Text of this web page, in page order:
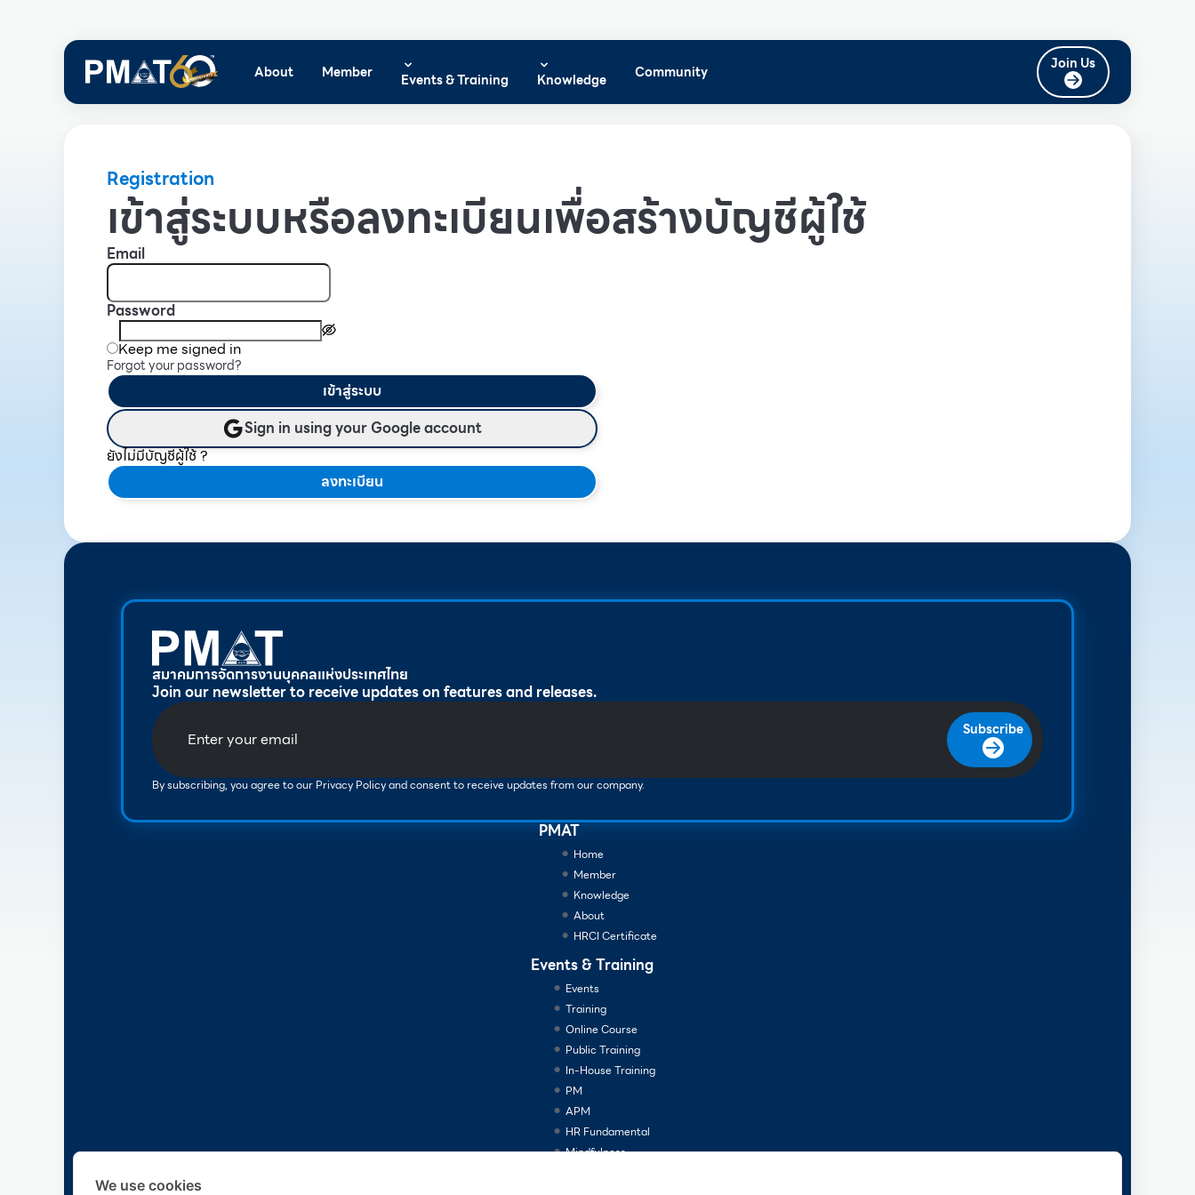
About Member Events & Training Knowledge Community Join Us
Registration
เข้าสู่ระบบหรือลงทะเบียนเพื่อสร้างบัญชีผู้ใช้
Email
Password
Keep me signed in
Forgot your password?
เข้าสู่ระบบ
Sign in using your Google account
ยังไม่มีบัญชีผู้ใช้ ?
ลงทะเบียน
สมาคมการจัดการงานบุคคลแห่งประเทศไทย
Join our newsletter to receive updates on features and releases.
Subscribe
By subscribing, you agree to our Privacy Policy and consent to receive updates from our company.
PMAT
Home
Member
Knowledge
About
HRCI Certificate
Events & Training
Events
Training
Online Course
Public Training
In-House Training
PM
APM
HR Fundamental
Mindfulness
We use cookies